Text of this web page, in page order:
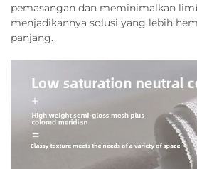
pemasangan dan meminimalkan
menjadikannya solusi yang lebih
panjang.